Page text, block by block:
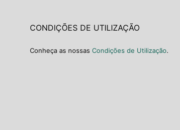
CONDIÇÕES DE UTILIZAÇÃO
Conheça as nossas Condições de Utilização.